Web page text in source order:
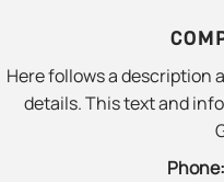
Here follows a description
details. This text and
Phone: